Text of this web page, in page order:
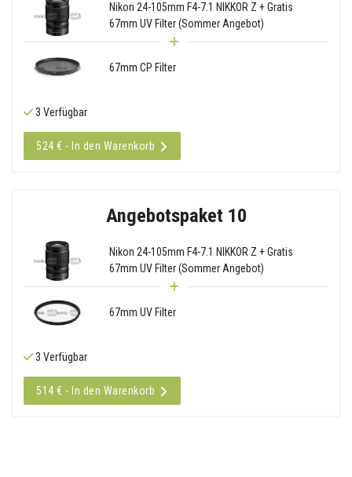
Nikon 24-105mm F4-7.1 NIKKOR Z + Gratis
67mm UV Filter (Sommer Angebot)
67mm CP Filter
3 Verfügbar
524 € - In den Warenkorb
Angebotspaket 10
Nikon 24-105mm F4-7.1 NIKKOR Z + Gratis
67mm UV Filter (Sommer Angebot)
67mm UV Filter
3 Verfügbar
514 € - In den Warenkorb